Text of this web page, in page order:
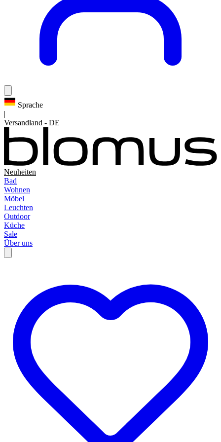
Sprache
|
Versandland - DE
Neuheiten
Bad
Wohnen
Möbel
Leuchten
Outdoor
Küche
Sale
Über uns